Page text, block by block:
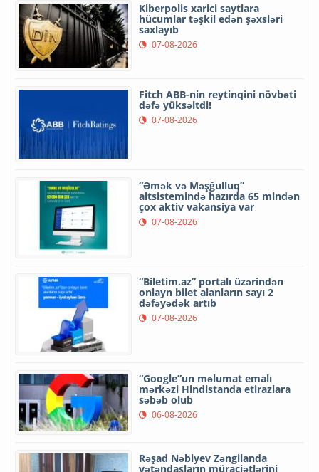
Kiberpolis xarici saytlara
hücumlar təşkil edən şəxsləri
saxlayıb
07-08-2026
Fitch ABB-nin reytinqini növbəti
dəfə yüksəltdi!
07-08-2026
“Əmək və Məşğulluq”
altsistemində hazırda 65 mindən
çox aktiv vakansiya var
07-08-2026
“Biletim.az” portalı üzərindən
onlayn bilet alanların sayı 2
dəfəyədək artıb
07-08-2026
“Google”un məlumat emalı
mərkəzi Hindistanda etirazlara
səbəb olub
06-08-2026
Rəşad Nəbiyev Zəngilanda
vətəndaşların müraciətlərini